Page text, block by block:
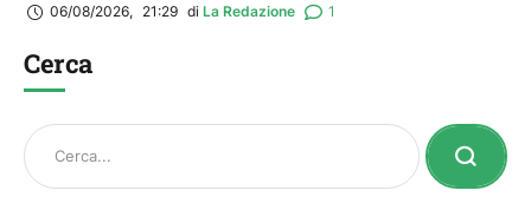
06/08/2026, 21:29 di La Redazione 1
Cerca